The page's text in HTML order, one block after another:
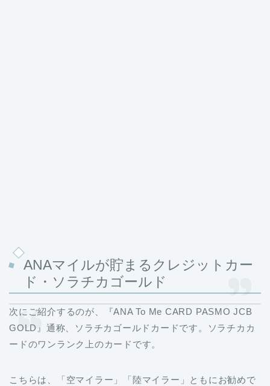
ANAマイルが貯まるクレジットカー
ド・ソラチカゴールド
次にご紹介するのが、『ANA To Me CARD PASMO JCB
GOLD』通称、ソラチカゴールドカードです。ソラチカカ
ードのワンランク上のカードです。
こちらは、「空マイラー」「陸マイラー」ともにお勧めで